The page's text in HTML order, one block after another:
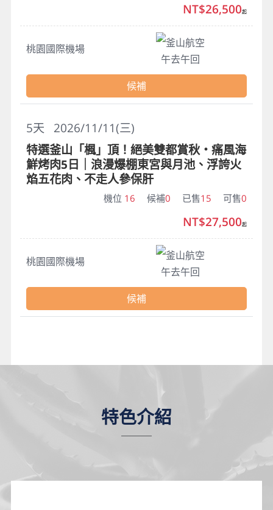
特色介紹
桃園國際機場
釜山航空
午去午回
NT$26,500起
候補
2026/11/11(三)
5天
特選釜山「楓」頂！絕美雙都賞秋・痛風海
鮮烤肉5日｜浪漫爆棚東宮與月池、浮誇火
焰五花肉、不走人參保肝
機位 16 候補0 已售15 可售0
桃園國際機場
釜山航空
午去午回
NT$27,500起
候補